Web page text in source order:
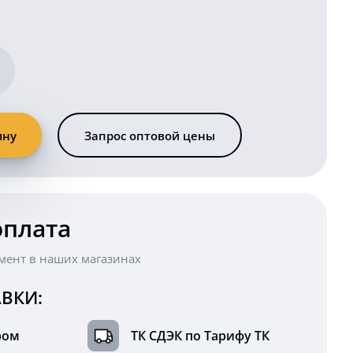
Запрос оптовой цены
в наших магазинах
ТК СДЭК по Тарифу ТК